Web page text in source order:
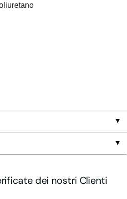
▼
▼
dei nostri Clienti